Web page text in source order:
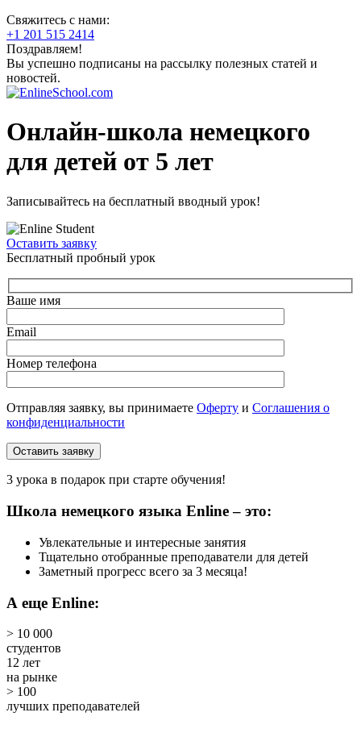
Свяжитесь с нами:
+1 201 515 2414
Поздравляем!
Вы успешно подписаны на рассылку полезных статей и
новостей.
Онлайн-школа немецкого
для детей от 5 лет
Записывайтесь на бесплатный вводный урок!
Оставить заявку
Бесплатный пробный урок
Ваше имя
Email
Номер телефона
Отправляя заявку, вы принимаете Оферту и Соглашения о
конфиденциальности
3 урока в подарок при старте обучения!
Школа немецкого языка Enline – это:
Увлекательные и интересные занятия
Тщательно отобранные преподаватели для детей
Заметный прогресс всего за 3 месяца!
А еще Enline:
> 10 000
студентов
12 лет
на рынке
> 100
лучших преподавателей